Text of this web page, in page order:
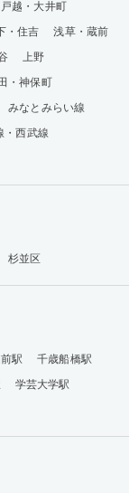
戸越・大井町
・住吉
浅草・蔵前
上野
・神保町
みなとみらい線
・西武線
杉並区
駅
千歳船橋駅
学芸大学駅